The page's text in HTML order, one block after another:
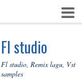
studio
studio, Remix lagu, Vst